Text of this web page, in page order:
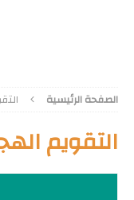
الصفحة الرئيسية
التقويم